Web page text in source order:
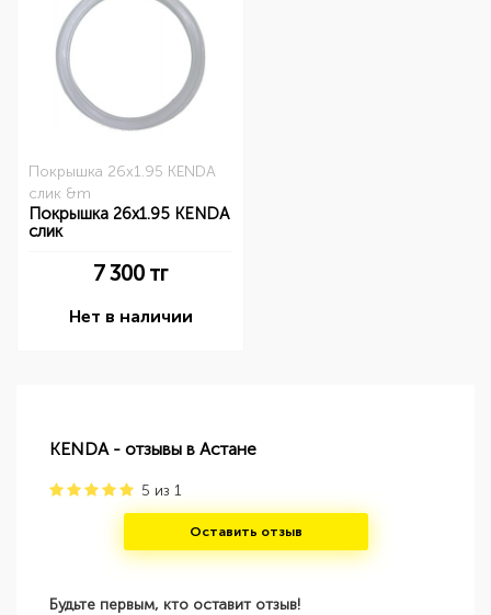
Покрышка 26x1.95 KENDA
слик &m
Покрышка 26x1.95 KENDA
слик
7 300 тг
Нет в наличии
KENDA - отзывы в Астане
5 из 1
Оставить отзыв
Будьте первым, кто оставит отзыв!